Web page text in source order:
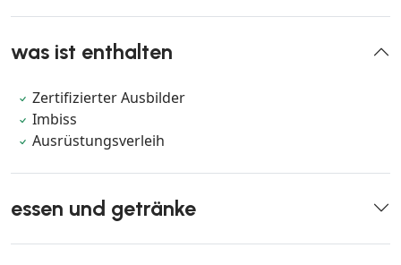
was ist enthalten
Zertifizierter Ausbilder
Imbiss
Ausrüstungsverleih
essen und getränke